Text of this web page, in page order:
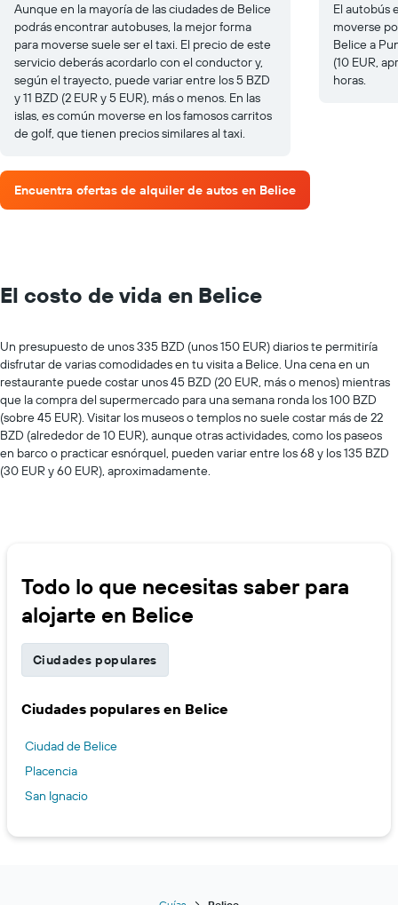
Aunque en la mayoría de las ciudades de Belice
podrás encontrar autobuses, la mejor forma
para moverse suele ser el taxi. El precio de este
servicio deberás acordarlo con el conductor y,
según el trayecto, puede variar entre los 5 BZD
y 11 BZD (2 EUR y 5 EUR), más o menos. En las
islas, es común moverse en los famosos carritos
de golf, que tienen precios similares al taxi.
El autobús
moverse
Belice a
(10 EUR,
horas.
Encuentra ofertas de alquiler de autos en Belice
El costo de vida en Belice
Un presupuesto de unos 335 BZD (unos 150 EUR) diarios te permitiría
disfrutar de varias comodidades en tu visita a Belice. Una cena en un
restaurante puede costar unos 45 BZD (20 EUR, más o menos) mientras
que la compra del supermercado para una semana ronda los 100 BZD
(sobre 45 EUR). Visitar los museos o templos no suele costar más de 22
BZD (alrededor de 10 EUR), aunque otras actividades, como los paseos
en barco o practicar esnórquel, pueden variar entre los 68 y los 135 BZD
(30 EUR y 60 EUR), aproximadamente.
Todo lo que necesitas saber para
alojarte en Belice
Ciudades populares
Ciudades populares en Belice
Ciudad de Belice
Placencia
San Ignacio